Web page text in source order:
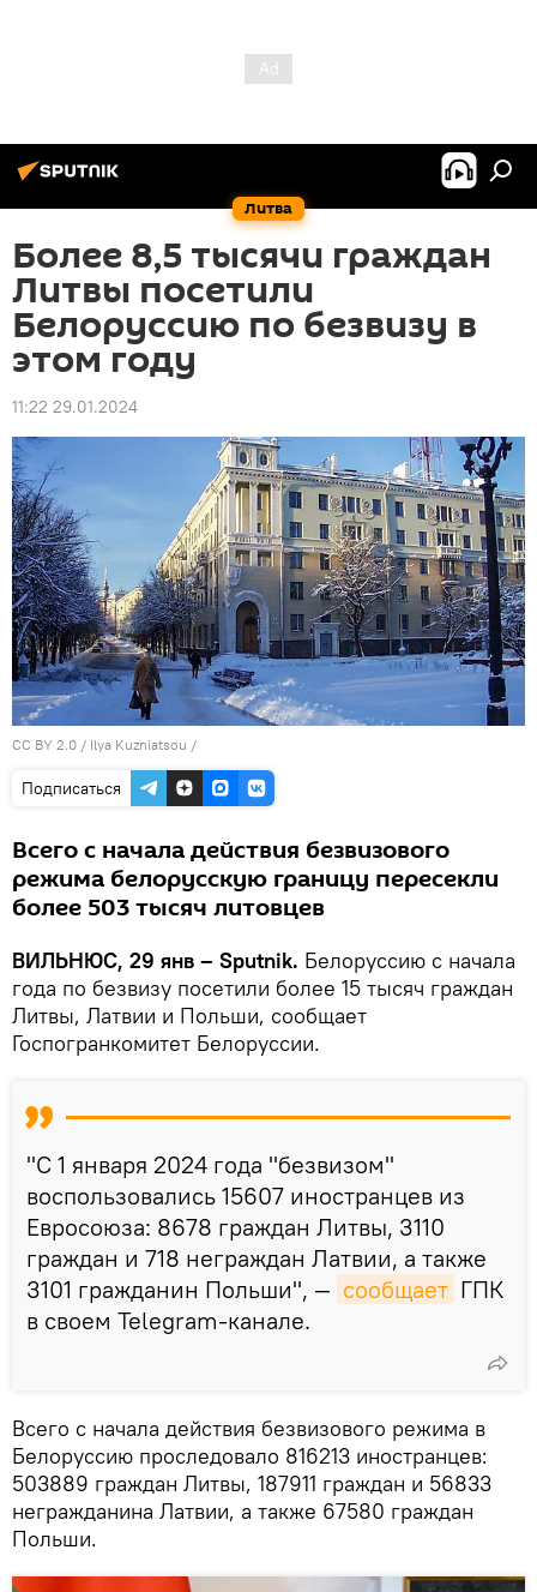
Литва
Более 8,5 тысячи граждан
Литвы посетили
Белоруссию по безвизу в
этом году
11:22 29.01.2024
CC BY 2.0 / Ilya Kuzniatsou /
Подписаться
Всего с начала действия безвизового
режима белорусскую границу пересекли
более 503 тысяч литовцев
ВИЛЬНЮС, 29 янв – Sputnik. Белоруссию с начала
года по безвизу посетили более 15 тысяч граждан
Литвы, Латвии и Польши, сообщает
Госпогранкомитет Белоруссии.
"С 1 января 2024 года "безвизом"
воспользовались 15607 иностранцев из
Евросоюза: 8678 граждан Литвы, 3110
граждан и 718 неграждан Латвии, а также
3101 гражданин Польши", — сообщает ГПК
в своем Telegram-канале.
Всего с начала действия безвизового режима в
Белоруссию проследовало 816213 иностранцев:
503889 граждан Литвы, 187911 граждан и 56833
негражданина Латвии, а также 67580 граждан
Польши.